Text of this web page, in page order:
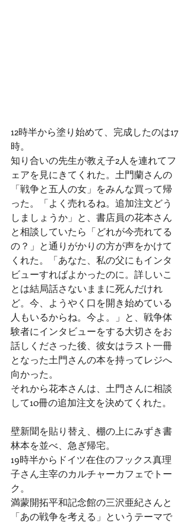
12時半から塗り始めて、完成したのは17
時。
知り合いの先生が教え子2人を連れてフ
ェアを見にきてくれた。土門蘭さんの
「戦争と五人の女」をみんな買って帰
った。「よく売れるね。追加注文どう
しましょうか」と、書店員の花本さん
と相談していたら「どれが今売れてる
の？」と通りがかりの方が声をかけて
くれた。「あなた、私の父にもインタ
ビューすればよかったのに。詳しいこ
とは結局話さないままに死んだけれ
ど。今、ようやく口を開き始めている
人もいるからね。今よ。」と、戦争体
験者にインタビューをする大切さをお
話しくださった後、彼女はラスト一冊
となった土門さんの本を持ってレジへ
向かった。
それから花本さんは、土門さんに相談
して10冊の追加注文を決めてくれた。
壁新聞を貼り替え、棚の上にみずき書
林本を並べ、急ぎ帰宅。
19時半からドイツ在住のフックス真理
子さん主宰のカルチャーカフェでトー
ク。
満蒙開拓平和記念館の三沢亜紀さんと
「あの戦争を考える」というテーマで